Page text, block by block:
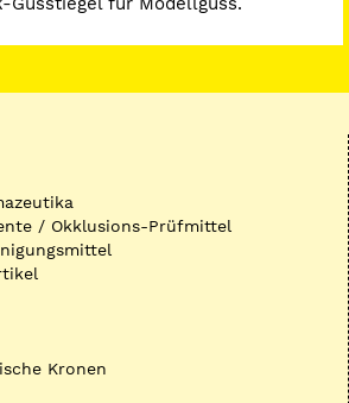
/ Okklusions-Prüfmittel
Kronen